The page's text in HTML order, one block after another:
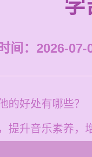
学
间：2026-07-
的好处有哪些？
提升音乐素养，